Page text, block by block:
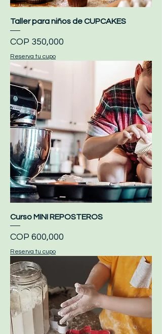
Taller para niños de CUPCAKES
Price
COP 350,000
Reserva tu cupo
Curso MINI REPOSTEROS
Price
COP 600,000
Reserva tu cupo